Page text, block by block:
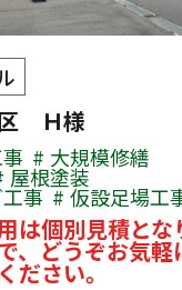
区 Ｈ様
大規模修繕
屋根塗装
事 仮設足場工
は個別見積とな
、どうぞお気軽
ださい。